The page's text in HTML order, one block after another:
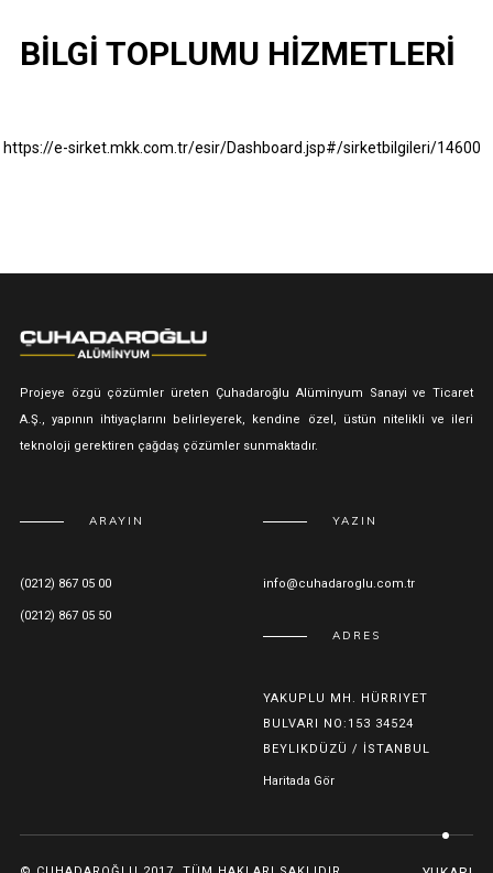
BILGI TOPLUMU HIZMETLERI
https://e-sirket.mkk.com.tr/esir/Dashboard.jsp#/sirketbilgileri/14600
Projeye özgü çözümler üreten Çuhadaroğlu Alüminyum Sanayi ve Ticaret
A.Ş., yapının ihtiyaçlarını belirleyerek, kendine özel, üstün nitelikli ve ileri
teknoloji gerektiren çağdaş çözümler sunmaktadır.
ARAYIN
(0212) 867 05 00
(0212) 867 05 50
YAZIN
info@cuhadaroglu.com.tr
ADRES
YAKUPLU MH. HÜRRIYET
BULVARI NO:153 34524
BEYLIKDÜZÜ / İSTANBUL
Haritada Gör